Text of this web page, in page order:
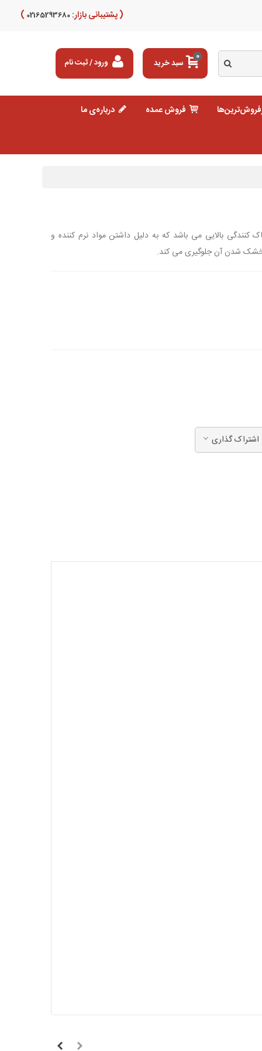
( پشتیبانی بازار: 02165293680
)
0
سبد خرید ورود / ثبت نام
فروش عمده درباره‌ی ما
کنندگی بالایی می باشد که به دلیل داشتن مواد نرم کننده و
خشک شدن آن جلوگیری می کند.
اشتراک گذاری